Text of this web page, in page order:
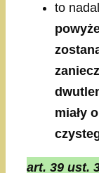
to
miały
art. 39 ust.